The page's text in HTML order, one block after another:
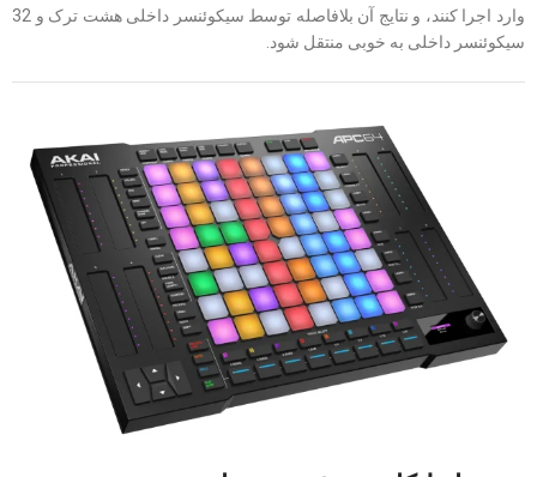
وارد اجرا کنند، و نتایج آن بلافاصله توسط سیکوئنسر داخلی هشت ترک و 32
سیکوئنسر داخلی به خوبی منتقل شود.